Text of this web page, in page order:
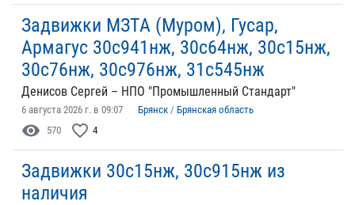
Задвижки МЗТА (Муром), Гусар,
Армагус 30с941нж, 30с64нж, 30с15нж,
30с76нж, 30с976нж, 31с545нж
Денисов Сергей – НПО "Промышленный Стандарт"
6 августа 2026 г. в 09:07 Брянск / Брянская область
visibility 570 favorite_border 4
Задвижки 30с15нж, 30с915нж из
наличия